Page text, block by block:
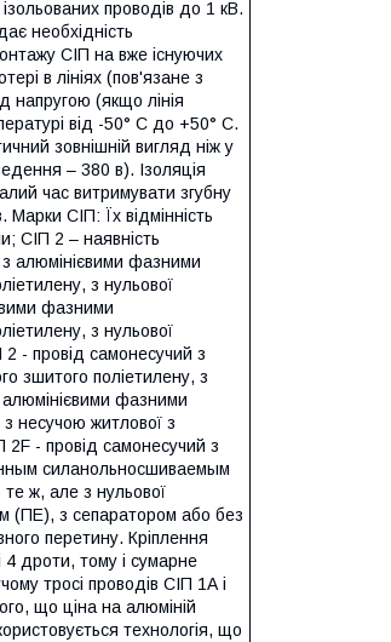
проводів до 1 кВ.
необхідність
СІП на вже існуючих
в лініях (пов'язане з
напругою (якщо лінія
від -50° С до +50° С.
зовнішній вигляд ніж у
– 380 в). Ізоляція
час витримувати згубну
СІП: Їх відмінність
СІП 2 – наявність
алюмінієвими фазними
з нульової
фазними
з нульової
- провід самонесучий з
зшитого поліетилену, з
алюмінієвими фазними
з несучою житлової з
2F - провід самонесучий з
силанольносшиваемым
те ж, але з нульової
(ПЕ), з сепаратором або без
перетину. Кріплення
4 дроти, тому і сумарне
тросі проводів СІП 1А і
що ціна на алюміній
технологія, що